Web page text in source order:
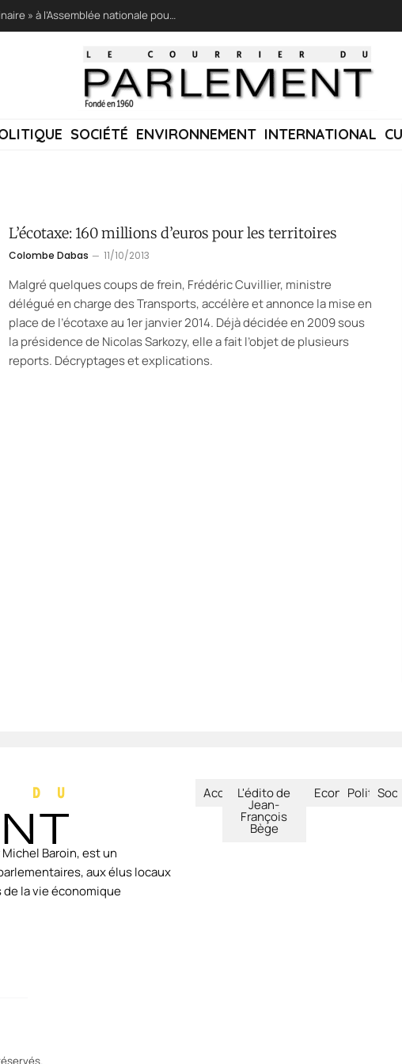
LFI réclame une « session extraordinaire » à l’Assemblée nationale pour lutter contre les incendies
SOCIÉTÉ ENVIRONNEMENT INTERNATIONAL
L’écotaxe: 160 millions d’euros pour les territoires
Colombe Dabas 11/10/2013
Malgré quelques coups de frein, Frédéric Cuvillier, ministre
délégué en charge des Transports, accélère et annonce la mise en
place de l’écotaxe au 1er janvier 2014. Déjà décidée en 2009 sous
la présidence de Nicolas Sarkozy, elle a fait l’objet de plusieurs
reports. Décryptages et explications.
Baroin, est un
aux élus locaux
de la vie économique
AccueilL'édito de
Jean-
François
Bège
EconomiePolitique